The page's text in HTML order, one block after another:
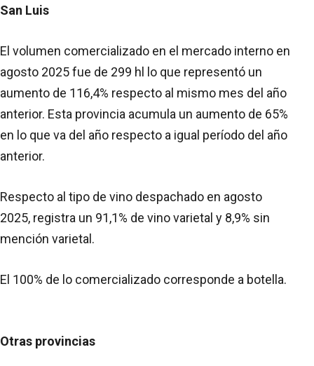
San Luis
El volumen comercializado en el mercado interno en
agosto 2025 fue de 299 hl lo que representó un
aumento de 116,4% respecto al mismo mes del año
anterior. Esta provincia acumula un aumento de 65%
en lo que va del año respecto a igual período del año
anterior.
Respecto al tipo de vino despachado en agosto
2025, registra un 91,1% de vino varietal y 8,9% sin
mención varietal.
El 100% de lo comercializado corresponde a botella.
Otras provincias